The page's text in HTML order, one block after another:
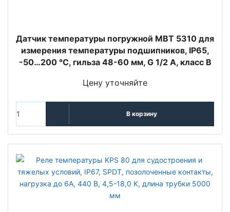
Датчик температуры погружной MBT 5310 для
измерения температуры подшипников, IP65,
-50…200 °C, гильза 48-60 мм, G 1/2 А, класс B
Цену уточняйте
В корзину